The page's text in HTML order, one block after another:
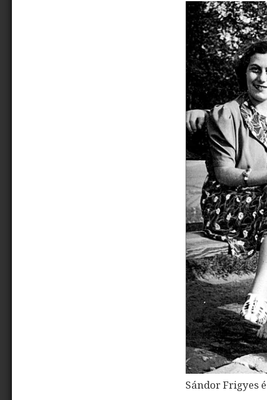
Sándor Frigyes